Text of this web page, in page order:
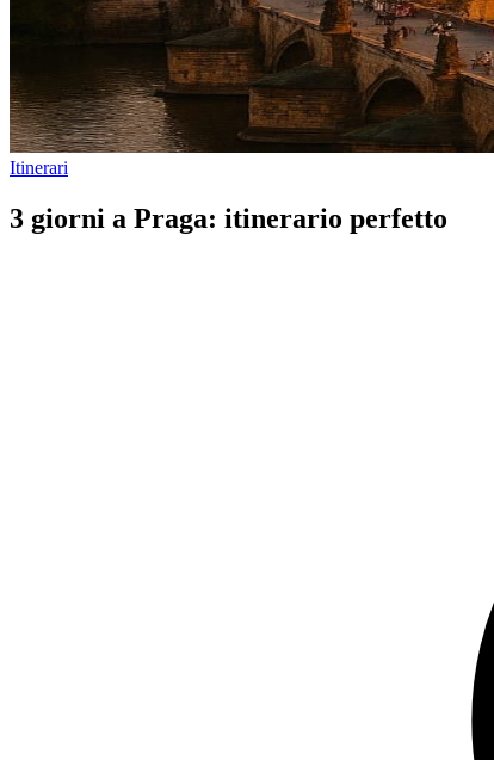
Itinerari
3 giorni a Praga: itinerario perfetto